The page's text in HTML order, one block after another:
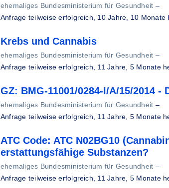
ehemaliges Bundesministerium für Gesundheit –
Anfrage teilweise erfolgreich, 10 Jahre, 10 Monate
Krebs und Cannabis
ehemaliges Bundesministerium für Gesundheit –
Anfrage teilweise erfolgreich, 11 Jahre, 5 Monate
GZ: BMG-11001/0284-I/A/15/2014 -
ehemaliges Bundesministerium für Gesundheit –
Anfrage teilweise erfolgreich, 11 Jahre, 5 Monate
ATC Code: ATC N02BG10
erstattungsfähige Substanzen?
ehemaliges Bundesministerium für Gesundheit –
Anfrage teilweise erfolgreich, 11 Jahre, 5 Monate